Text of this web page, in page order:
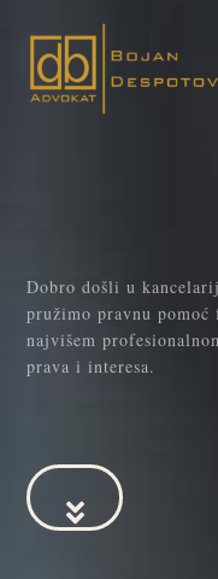
Dobro došli u
pružimo pravnu
najvišem
prava i interesa.